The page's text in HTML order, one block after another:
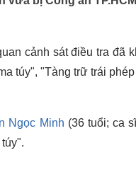
cảnh sát điều tra đã
túy", "Tàng trữ trái
Ngọc Minh (36 tuổi; ca